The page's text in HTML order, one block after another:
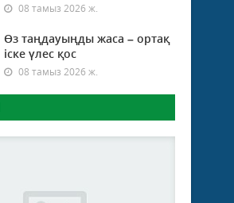
08 тамыз 2026 ж.
Өз таңдауыңды жаса – ортақ
іске үлес қос
08 тамыз 2026 ж.